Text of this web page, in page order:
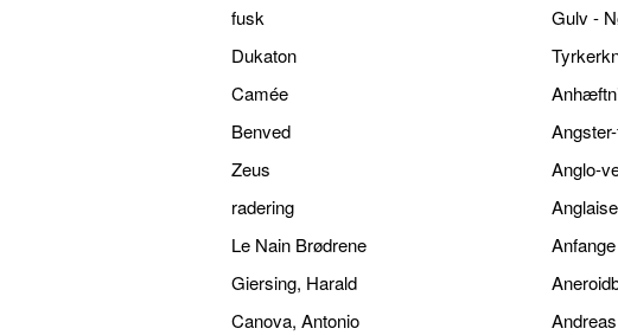
fusk
Dukaton
Camée
Benved
Zeus
radering
Le Nain Brødrene
Giersing, Harald
Canova, Antonio
Gulv -
Anglo-
Anglaise
Anfange